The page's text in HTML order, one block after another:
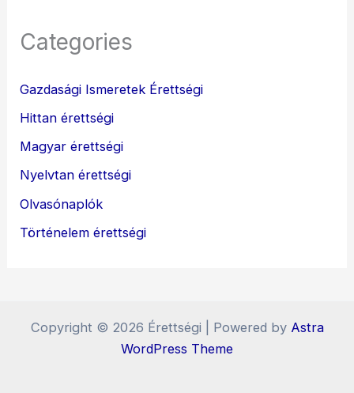
Categories
Gazdasági Ismeretek Érettségi
Hittan érettségi
Magyar érettségi
Nyelvtan érettségi
Olvasónaplók
Történelem érettségi
Copyright © 2026 Érettségi | Powered by Astra
WordPress Theme